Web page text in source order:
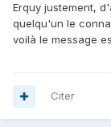
Erquy justement,
quelqu'un le
voilà le message
Citer